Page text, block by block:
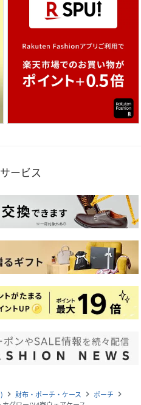
ービス
navigate_next 財布・ポーチ・ケース navigate_next ポーチ navigate_next